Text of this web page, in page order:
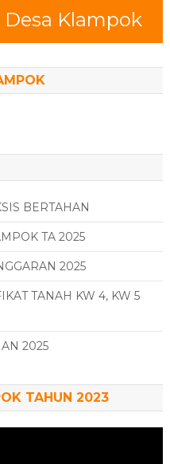
Klampok
BERTAHAN
TA 2025
2025
TANAH KW 4, KW 5
2025
TAHUN 2023